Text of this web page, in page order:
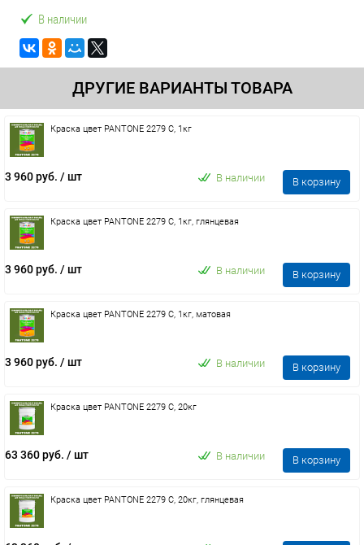
В наличии
ДРУГИЕ ВАРИАНТЫ ТОВАРА
Краска цвет PANTONE 2279 C, 1кг
3 960 руб. / шт В наличии В корзину
Краска цвет PANTONE 2279 C, 1кг, глянцевая
3 960 руб. / шт В наличии В корзину
Краска цвет PANTONE 2279 C, 1кг, матовая
3 960 руб. / шт В наличии В корзину
Краска цвет PANTONE 2279 C, 20кг
63 360 руб. / шт В наличии В корзину
Краска цвет PANTONE 2279 C, 20кг, глянцевая